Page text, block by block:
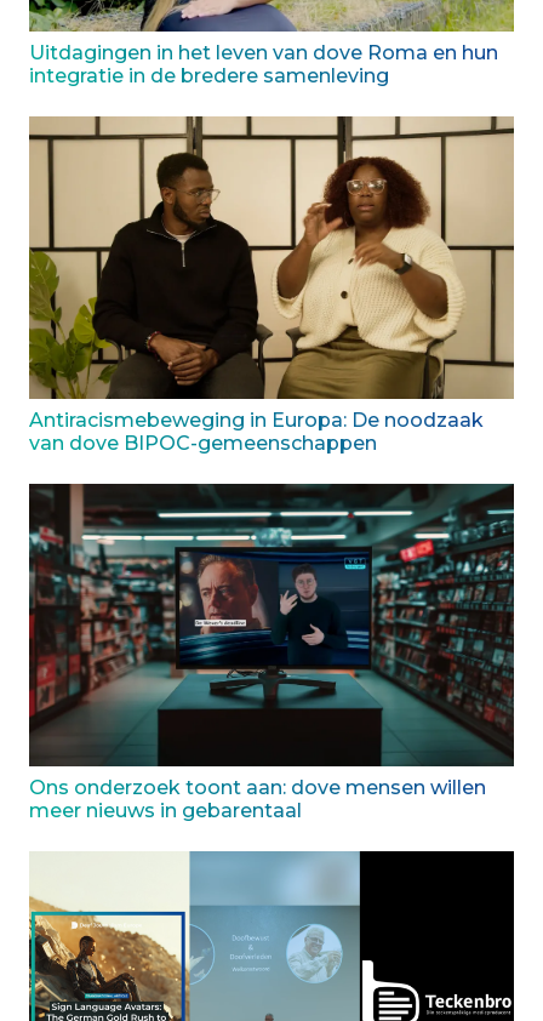
Uitdagingen in het leven van dove Roma en hun
integratie in de bredere samenleving
Antiracismebeweging in Europa: De noodzaak
van dove BIPOC-gemeenschappen
Ons onderzoek toont aan: dove mensen willen
meer nieuws in gebarentaal